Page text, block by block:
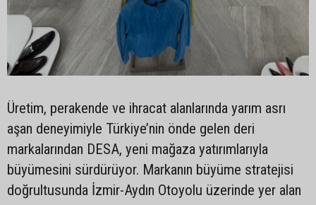
Üretim, perakende ve ihracat alanlarında yarım asrı
aşan deneyimiyle Türkiye’nin önde gelen deri
markalarından DESA, yeni mağaza yatırımlarıyla
büyümesini sürdürüyor. Markanın büyüme stratejisi
doğrultusunda İzmir-Aydın Otoyolu üzerinde yer alan